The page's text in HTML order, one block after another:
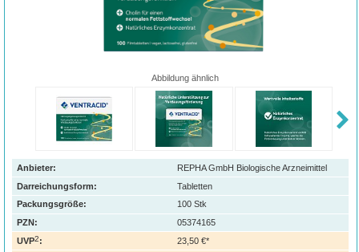
Abbildung ähnlich
Anbieter:
REPHA GmbH Biologische Arzneimittel
Darreichungsform:
Tabletten
Packungsgröße:
100 Stk
PZN:
05374165
UVP2: 23,50 €*